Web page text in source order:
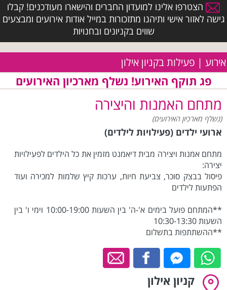
הצטרפו אלינו למועדון החברים והישארו מעודכנים! קבלו
גישה לאזור אישי ותיהנו מתזכורות במייל אודות אירועים ומבצעים
שווים בקניונים ובחנויות
אירוע | פעילות בקניון אילון
פג תוקף האירוע! נשלף מארכיון האירועים
מתחם האמנות והיצירה
(נשלף מארכיון האירועים)
ארועי ילדים (פעילויות לילדים)
מתחם אמנות ויצירה מבית דיאמנט מזמין את כל הילדים לפעילויות
יצירה:
פיסול בבצק סוכר, צביעת חיות, ערכות קיץ שלמות למכירה ועוד
הפתעות לילדים
**המתחם פועל בימים א'-ה' בין השעות 10:00-19:00 וימי ו' בין
השעות 10:30-13:30
**ההשתתפות בתשלום
קניון אילון